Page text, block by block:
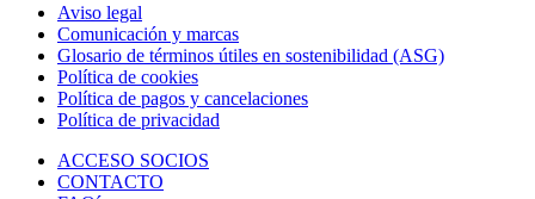
Aviso legal
Comunicación y marcas
Glosario de términos útiles en sostenibilidad (ASG)
Política de cookies
Política de pagos y cancelaciones
Política de privacidad
ACCESO SOCIOS
CONTACTO